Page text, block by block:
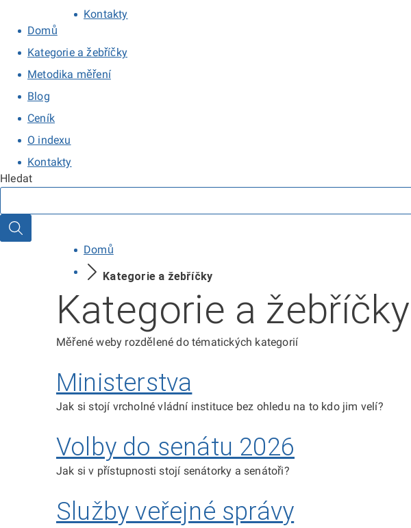
Kontakty
Domů
Kategorie a žebříčky
Metodika měření
Blog
Ceník
O indexu
Kontakty
Hledat
Hledat
Domů
Kategorie a žebříčky
Kategorie a žebříčky
Měřené weby rozdělené do tématických kategorií
Ministerstva
Jak si stojí vrcholné vládní instituce bez ohledu na to kdo jim velí?
Volby do senátu 2026
Jak si v přístupnosti stojí senátorky a senátoři?
Služby veřejné správy